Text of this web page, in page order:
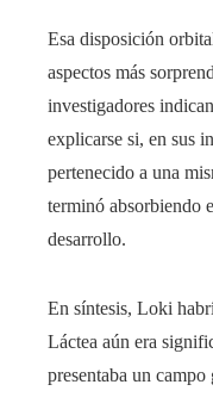
Esa disposición
aspectos más
investigadores
explicarse si, en sus
pertenecido a una
terminó absorbiendo
desarrollo.
En síntesis, Loki
Láctea aún era
presentaba un